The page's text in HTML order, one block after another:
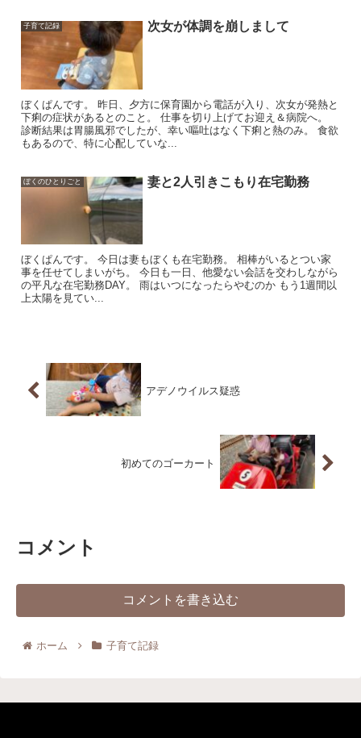
子育て記録 次女が体調を崩しまして
ぼくぱんです。 昨日、夕方に保育園から電話が入り、次女が発熱と
下痢の症状があるとのこと。 仕事を切り上げてお迎え＆病院へ。
診断結果は胃腸風邪でしたが、幸い嘔吐はなく下痢と熱のみ。 食欲
もあるので、特に心配していな...
ぼくのひとりごと 妻と2人引きこもり在宅勤務
ぼくぱんです。 今日は妻もぼくも在宅勤務。 相棒がいるとつい家
事を任せてしまいがち。 今日も一日、他愛ない会話を交わしながら
の平凡な在宅勤務DAY。 雨はいつになったらやむのか もう1週間以
上太陽を見てい...
アデノウイルス疑惑
初めてのゴーカート
コメント
コメントを書き込む
ホーム 子育て記録